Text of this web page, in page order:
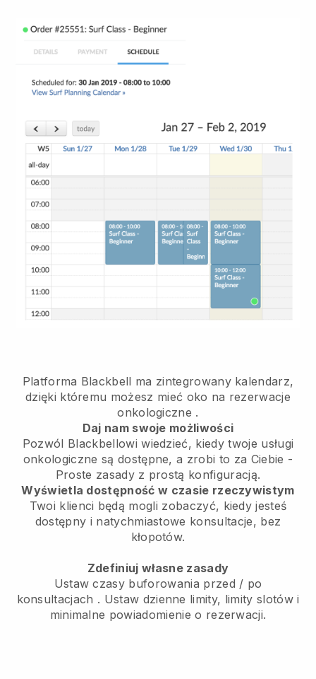
Platforma Blackbell ma zintegrowany kalendarz,
dzięki któremu możesz mieć oko na rezerwacje
onkologiczne .
Daj nam swoje możliwości
Pozwól Blackbellowi wiedzieć, kiedy twoje usługi
onkologiczne są dostępne, a zrobi to za Ciebie -
Proste zasady z prostą konfiguracją.
Wyświetla dostępność w czasie rzeczywistym
Twoi klienci będą mogli zobaczyć, kiedy jesteś
dostępny i natychmiastowe konsultacje, bez
kłopotów.
Zdefiniuj własne zasady
Ustaw czasy buforowania przed / po
konsultacjach . Ustaw dzienne limity, limity slotów i
minimalne powiadomienie o rezerwacji.